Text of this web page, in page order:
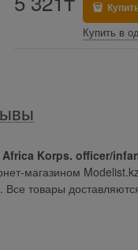
Купить в
Africa Korps. officer/
магазином
товары